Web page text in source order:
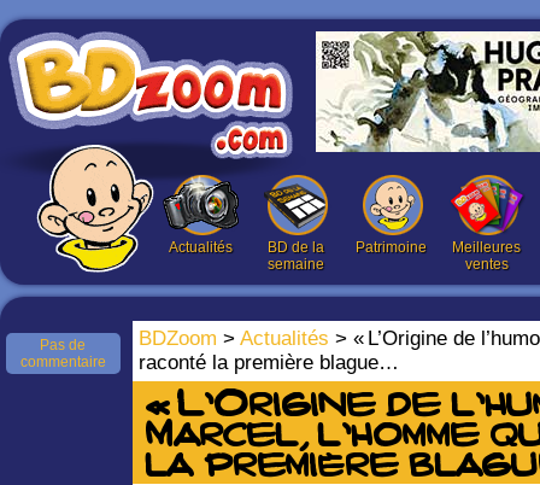
Actualités
BD de la
semaine
Patrimoine
Meilleures
ventes
BDZoom > Actualités > « L’Origine de
raconté la première blague…
Pas de
commentaire
« L’Origine de
Marcel, l’homme
la première